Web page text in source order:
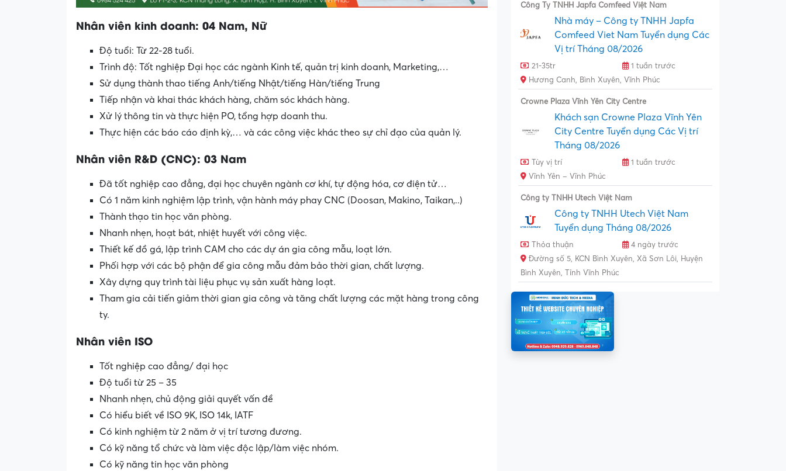
Nhân viên kinh doanh: 04 Nam, Nữ
Độ tuổi: Từ 22-28 tuổi.
Trình độ: Tốt nghiệp Đại học các ngành Kinh tế, quản trị kinh doanh, Marketing,…
Sử dụng thành thao tiếng Anh/tiếng Nhật/tiếng Hàn/tiếng Trung
Tiếp nhận và khai thác khách hàng, chăm sóc khách hàng.
Xử lý thông tin và thực hiện PO, tổng hợp doanh thu.
Thực hiện các báo cáo định kỳ,… và các công việc khác theo sự chỉ đạo của quản lý.
Nhân viên R&D (CNC): 03 Nam
Đã tốt nghiệp cao đẳng, đại học chuyên ngành cơ khí, tự động hóa, cơ điện tử…
Có 1 năm kinh nghiệm lập trình, vận hành máy phay CNC (Doosan, Makino, Taikan,..)
Thành thạo tin học văn phòng.
Nhanh nhẹn, hoạt bát, nhiệt huyết với công việc.
Thiết kế đồ gá, lập trình CAM cho các dự án gia công mẫu, loạt lớn.
Phối hợp với các bộ phận để gia công mẫu đảm bảo thời gian, chất lượng.
Xây dựng quy trình tài liệu phục vụ sản xuất hàng loạt.
Tham gia cải tiến giảm thời gian gia công và tăng chất lượng các mặt hàng trong công
ty.
Nhân viên ISO
Tốt nghiệp cao đẳng/ đại học
Độ tuổi từ 25 – 35
Nhanh nhẹn, chủ động giải quyết vấn đề
Có hiểu biết về ISO 9K, ISO 14k, IATF
Có kinh nghiệm từ 2 năm ở vị trí tương đương.
Có kỹ năng tổ chức và làm việc độc lập/làm việc nhóm.
Có kỹ năng tin học văn phòng
Công Ty TNHH Japfa Comfeed Việt Nam
Nhà máy – Công ty TNHH Japfa
Comfeed Viet Nam Tuyển dụng Các
Vị trí Tháng 08/2026
21-35tr
1 tuần trước
Hương Canh, Bình Xuyên, Vĩnh Phúc
Crowne Plaza Vĩnh Yên City Centre
Khách sạn Crowne Plaza Vĩnh Yên
City Centre Tuyển dụng Các Vị trí
Tháng 08/2026
Tùy vị trí
1 tuần trước
Vĩnh Yên – Vĩnh Phúc
Công ty TNHH Utech Việt Nam
Công ty TNHH Utech Việt Nam
Tuyển dụng Tháng 08/2026
Thỏa thuận
4 ngày trước
Đường số 5, KCN Bình Xuyên, Xã Sơn Lôi, Huyện
Bình Xuyên, Tỉnh Vĩnh Phúc